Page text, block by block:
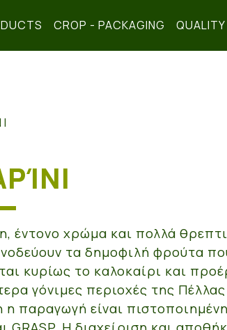
CROP - PACKAGING QUALITY
έντονο χρώμα και πολλά
τα δημοφιλή φρούτα
κυρίως το καλοκαίρι και
γόνιμες περιοχές της
παραγωγή είναι